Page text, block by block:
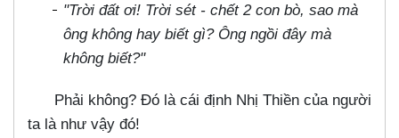
"Trời đất ơi! Trời sét - chết 2 con bò, sao mà
ông không hay biết gì? Ông ngồi đây mà
không biết?"
Phải không? Đó là cái định Nhị Thiền của người
ta là như vậy đó!